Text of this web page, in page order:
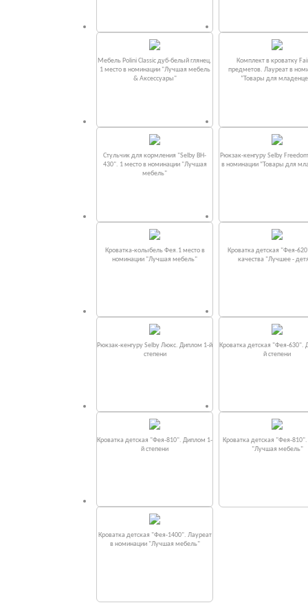
Мебель Polini Classic дуб-белый глянец.
1 место в номинации "Лучшая мебель
& Аксессуары"
Комплект в кроватку
предметов. Лауреат в
“Товары для
Стульчик для кормления "Selby BH-
430". 1 место в номинации "Лучшая
мебель"
Рюкзак-кенгуру Selby
в номинации “Товары для
Кроватка-колыбель Фея.1 место в
номинации "Лучшая мебель"
Кроватка детская "Фея-
качества "Лучшее -
Рюкзак-кенгуру Selby Люкс. Диплом 1-й
степени
Кроватка детская "Фея-630".
й степени
Кроватка детская "Фея-810". Диплом 1-
й степени
Кроватка детская "Фея-
"Лучшая мебель"
Кроватка детская "Фея-1400". Лауреат
в номинации "Лучшая мебель"